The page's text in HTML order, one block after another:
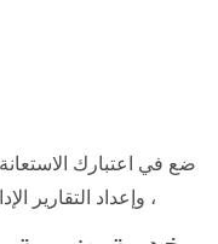
ضع في اعتبارك
، وإعداد التقارير